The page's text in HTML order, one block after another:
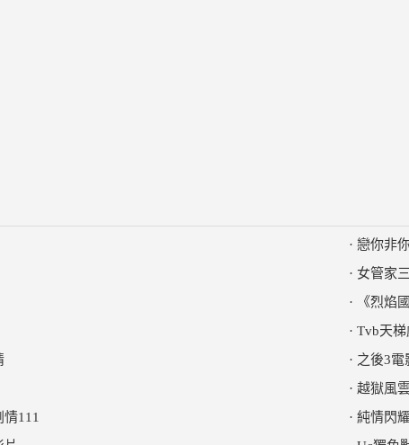
111
· 戀你非
· 女管家
·
《烈焰
· Tvb天梯
· 之後3電
· 越獄風
· 純情閃